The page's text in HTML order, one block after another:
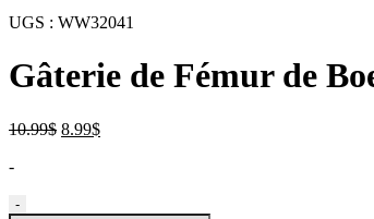
UGS : WW32041
Gâterie de Fémur de
10.99$ Le
8.99$Le
-
quantité
-